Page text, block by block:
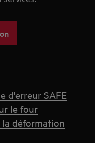
d'erreur SAFE
le four
déformation